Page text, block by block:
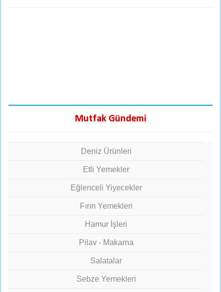
Mutfak Gündemi
Deniz Ürünleri
Etli Yemekler
Eğlenceli Yiyecekler
Fırın Yemekleri
Hamur İşleri
Pilav - Makarna
Salatalar
Sebze Yemekleri